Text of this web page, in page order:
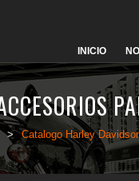
Skip
to
content
INICIO
> Catalogo Harley